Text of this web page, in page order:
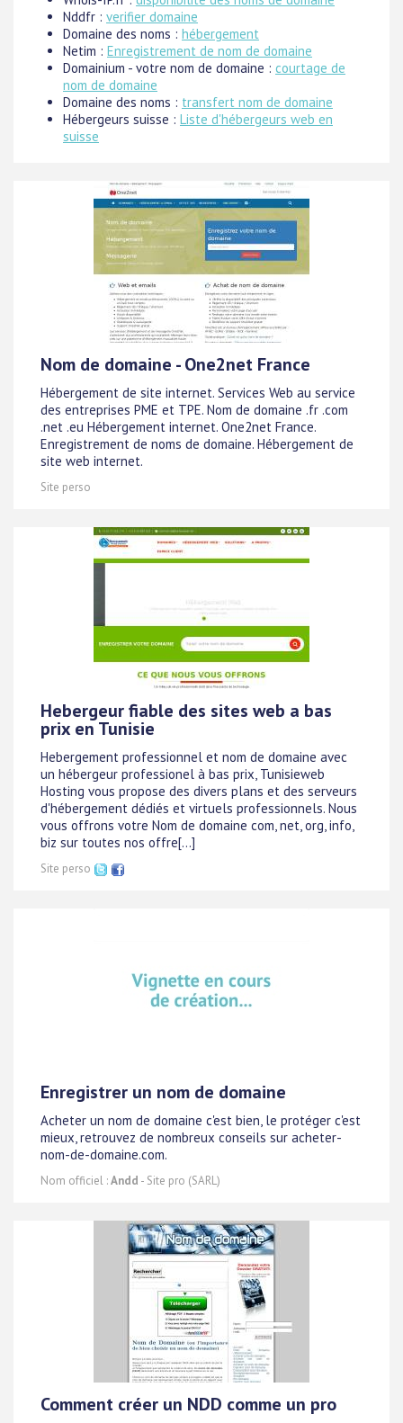
Nddfr : verifier domaine
Domaine des noms : hébergement
Netim : Enregistrement de nom de domaine
Domainium - votre nom de domaine : courtage de
nom de domaine
Domaine des noms : transfert nom de domaine
Hébergeurs suisse : Liste d'hébergeurs web en
suisse
Nom de domaine - One2net France
Hébergement de site internet. Services Web au service
des entreprises PME et TPE. Nom de domaine .fr .com
.net .eu Hébergement internet. One2net France.
Enregistrement de noms de domaine. Hébergement de
site web internet.
Site perso
Hebergeur fiable des sites web a bas
prix en Tunisie
Hebergement professionnel et nom de domaine avec
un hébergeur professionel à bas prix, Tunisieweb
Hosting vous propose des divers plans et des serveurs
d'hébergement dédiés et virtuels professionnels. Nous
vous offrons votre Nom de domaine com, net, org, info,
biz sur toutes nos offre[...]
Site perso
Enregistrer un nom de domaine
Acheter un nom de domaine c'est bien, le protéger c'est
mieux, retrouvez de nombreux conseils sur acheter-
nom-de-domaine.com.
Nom officiel :Andd - Site pro (SARL)
Comment créer un NDD comme un pro